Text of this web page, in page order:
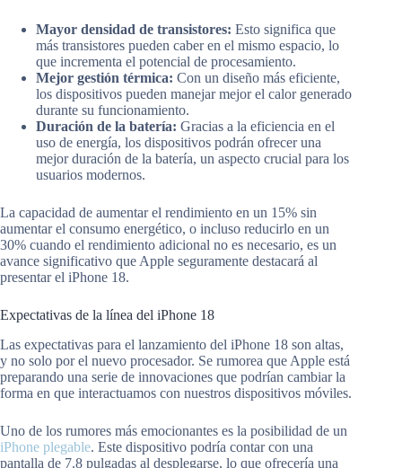
Mayor densidad de transistores: Esto significa que
más transistores pueden caber en el mismo espacio, lo
que incrementa el potencial de procesamiento.
Mejor gestión térmica: Con un diseño más eficiente,
los dispositivos pueden manejar mejor el calor generado
durante su funcionamiento.
Duración de la batería: Gracias a la eficiencia en el
uso de energía, los dispositivos podrán ofrecer una
mejor duración de la batería, un aspecto crucial para los
usuarios modernos.
La capacidad de aumentar el rendimiento en un 15% sin
aumentar el consumo energético, o incluso reducirlo en un
30% cuando el rendimiento adicional no es necesario, es un
avance significativo que Apple seguramente destacará al
presentar el iPhone 18.
Expectativas de la línea del iPhone 18
Las expectativas para el lanzamiento del iPhone 18 son altas,
y no solo por el nuevo procesador. Se rumorea que Apple está
preparando una serie de innovaciones que podrían cambiar la
forma en que interactuamos con nuestros dispositivos móviles.
Uno de los rumores más emocionantes es la posibilidad de un
iPhone plegable. Este dispositivo podría contar con una
pantalla de 7.8 pulgadas al desplegarse, lo que ofrecería una